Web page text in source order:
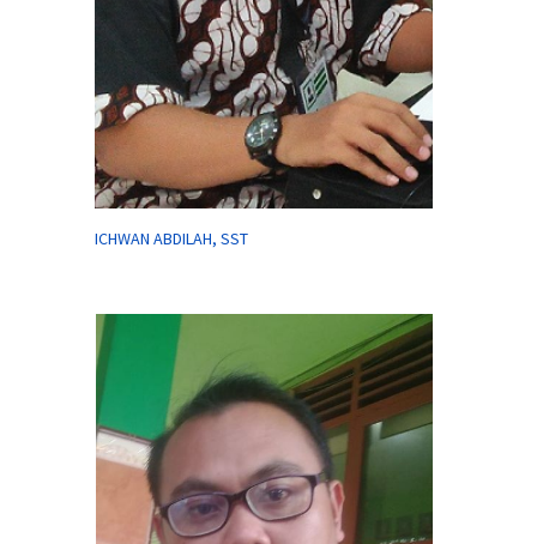
ICHWAN ABDILAH, SST